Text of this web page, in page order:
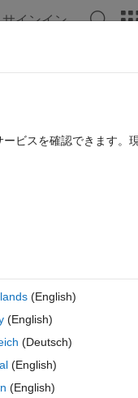
サインイン
can I
Online で開く
ビスを確認できます。
(English)
(English)
(Deutsch)
(English)
(English)